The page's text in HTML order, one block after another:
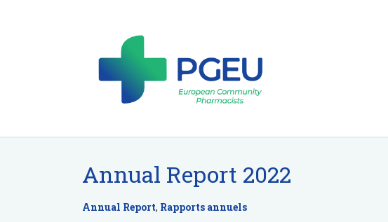
Annual Report 2022
Annual Report, Rapports annuels